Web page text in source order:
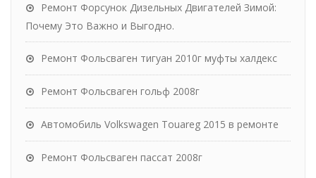
Ремонт Форсунок Дизельных Двигателей Зимой:
Почему Это Важно и Выгодно.
Ремонт Фольсваген тигуан 2010г муфты халдекс
Ремонт Фольсваген гольф 2008г
Автомобиль Volkswagen Touareg 2015 в ремонте
Ремонт Фольсваген пассат 2008г